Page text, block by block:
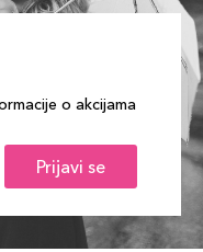
o akcijama
Prijavi se